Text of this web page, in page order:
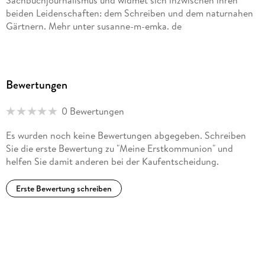
beiden Leidenschaften: dem Schreiben und dem naturnahen
Gärtnern. Mehr unter susanne-m-emka. de
Bewertungen
0 Bewertungen
Es wurden noch keine Bewertungen abgegeben. Schreiben
Sie die erste Bewertung zu "Meine Erstkommunion" und
helfen Sie damit anderen bei der Kaufentscheidung.
Erste Bewertung schreiben